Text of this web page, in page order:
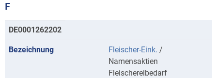
F
Kurse
mit
Anfangsbuchstaben
DE0001262202
Fleischer-Eink. /
Namensaktien
Fleischereibedarf